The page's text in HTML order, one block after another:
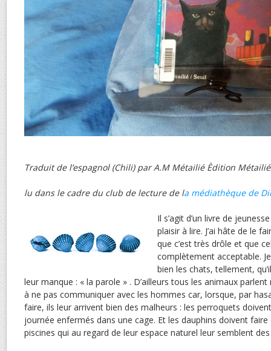
Traduit de l’espagnol (Chili) par A.M Métailié Èdition
lu dans le cadre du club de lecture de la médiathèque de
Il s’agit d’un livre de
plaisir à lire. J’ai hâte de le
que c’est très drôle et que
complètement acceptable.
bien les chats, tellement,
leur manque : « la parole » . D’ailleurs tous les animaux
à ne pas communiquer avec les hommes car, lorsque, par
faire, ils leur arrivent bien des malheurs : les perroquets
journée enfermés dans une cage. Et les dauphins doivent
piscines qui au regard de leur espace naturel leur semblent